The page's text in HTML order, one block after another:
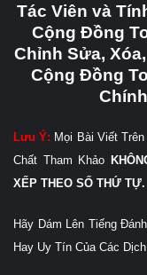
Tác Viên và
Cộng Đồng
Chỉnh Sửa,
Cộng Đồng
Lưu Ý: Mọi Bài Viết
Chất Tham Khảo
XẾP THEO SỐ THỨ TỰ.
Hãy Dám Lên Tiếng
Hay Uy Tín Của Các Dịch